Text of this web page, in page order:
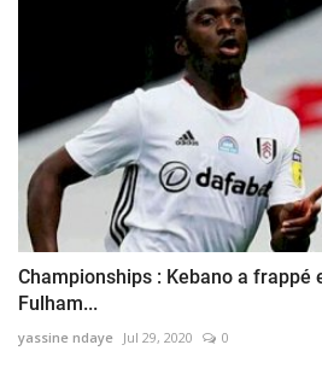
Championships : Kebano a frappé
Fulham...
yassine ndaye Jul 29, 2020 0